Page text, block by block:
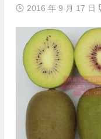
2016 年 9 月 17 日